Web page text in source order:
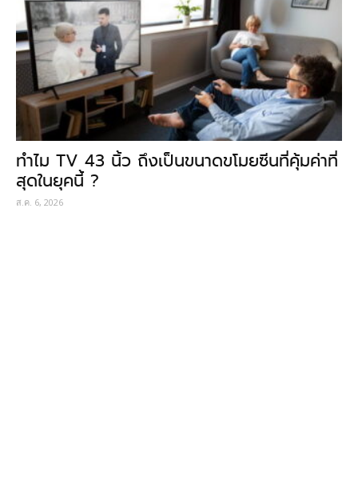
ทำไม TV 43 นิ้ว ถึงเป็นขนาดขโมยซีนที่คุ้มค่าที่
สุดในยุคนี้ ?
ส.ค. 6, 2026